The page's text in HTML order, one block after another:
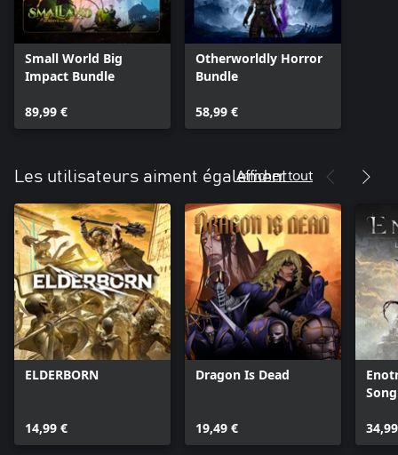
Small World Big
Impact Bundle
89,99 €
Otherworldly Horror
Bundle
58,99 €
Les utilisateurs aiment également
Afficher tout
ELDERBORN
14,99 €
Dragon Is Dead
19,49 €
Song